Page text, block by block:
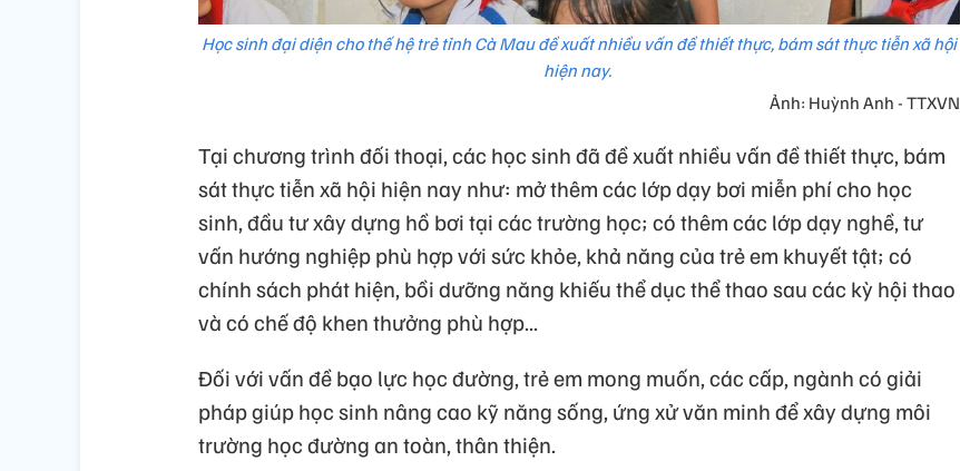
Học sinh đại diện cho thế hệ trẻ tỉnh Cà Mau đề xuất nhiều vấn đề thiết thực, bám sát thực tiễn xã hội
hiện nay.
Ảnh: Huỳnh Anh - TTXVN
Tại chương trình đối thoại, các học sinh đã đề xuất nhiều vấn đề thiết thực, bám
sát thực tiễn xã hội hiện nay như: mở thêm các lớp dạy bơi miễn phí cho học
sinh, đầu tư xây dựng hồ bơi tại các trường học; có thêm các lớp dạy nghề, tư
vấn hướng nghiệp phù hợp với sức khỏe, khả năng của trẻ em khuyết tật; có
chính sách phát hiện, bồi dưỡng năng khiếu thể dục thể thao sau các kỳ hội thao
và có chế độ khen thưởng phù hợp...
Đối với vấn đề bạo lực học đường, trẻ em mong muốn, các cấp, ngành có giải
pháp giúp học sinh nâng cao kỹ năng sống, ứng xử văn minh để xây dựng môi
trường học đường an toàn, thân thiện.